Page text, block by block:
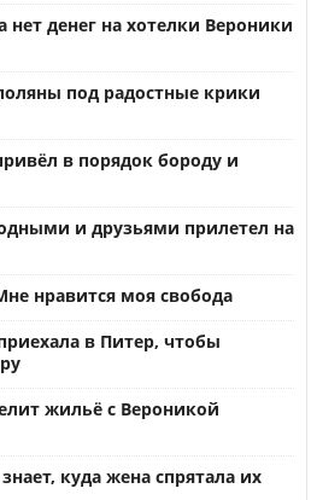
нет денег на хотелки Вероники
под радостные крики
в порядок бороду и
и друзьями прилетел на
нравится моя свобода
в Питер, чтобы
жильё с Вероникой
куда жена спрятала их